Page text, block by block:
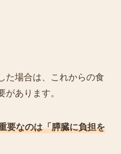
た場合は、これからの食
あります。
要なのは「膵臓に負担を